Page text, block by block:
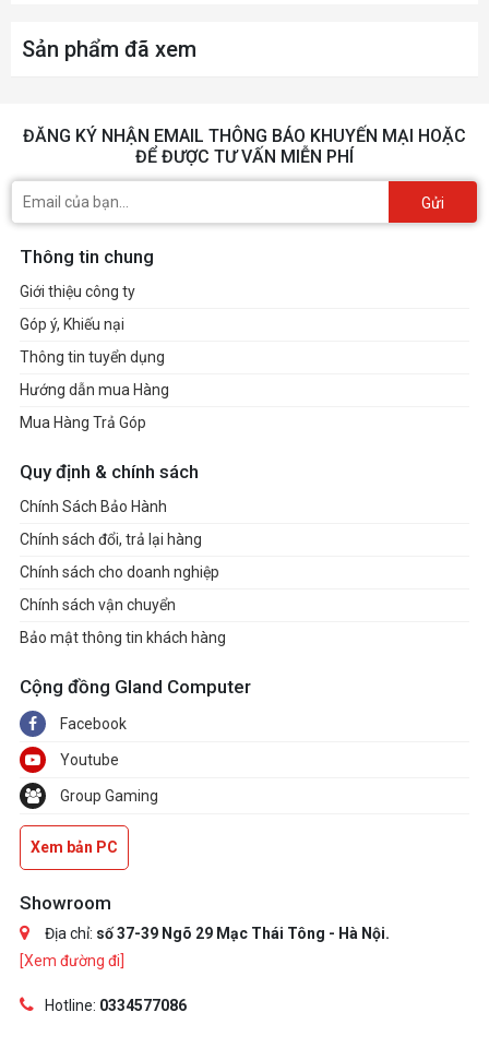
Sản phẩm đã xem
ĐĂNG KÝ NHẬN EMAIL THÔNG BÁO KHUYẾN MẠI HOẶC
ĐỂ ĐƯỢC TƯ VẤN MIỄN PHÍ
Gửi
Thông tin chung
Giới thiệu công ty
Góp ý, Khiếu nại
Thông tin tuyển dụng
Hướng dẫn mua Hàng
Mua Hàng Trả Góp
Quy định & chính sách
Chính Sách Bảo Hành
Chính sách đổi, trả lại hàng
Chính sách cho doanh nghiệp
Chính sách vận chuyển
Bảo mật thông tin khách hàng
Cộng đồng Gland Computer
Facebook
Youtube
Group Gaming
Xem bản PC
Showroom
Địa chỉ: số 37-39 Ngõ 29 Mạc Thái Tông - Hà Nội.
[Xem đường đi]
Hotline: 0334577086